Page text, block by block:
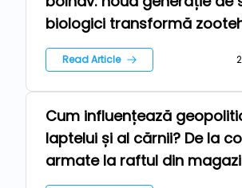
biologici transformă
Read Article
News
Cum influențează
laptelui și al cărnii? De la
armate la raftul din